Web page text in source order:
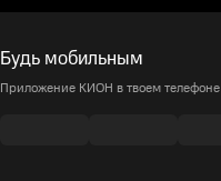
Будь мобильным
Приложение КИОН в твоем телефоне